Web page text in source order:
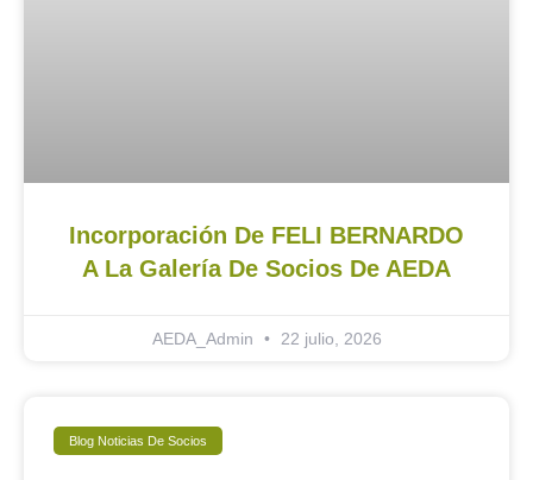
Incorporación De FELI BERNARDO
A La Galería De Socios De AEDA
AEDA_Admin 22 julio, 2026
Blog Noticias De Socios